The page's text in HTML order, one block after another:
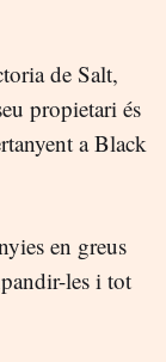
de Salt,
propietari és
a Black
en greus
les i tot